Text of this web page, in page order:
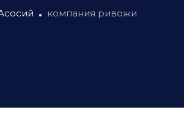
компания ривожи